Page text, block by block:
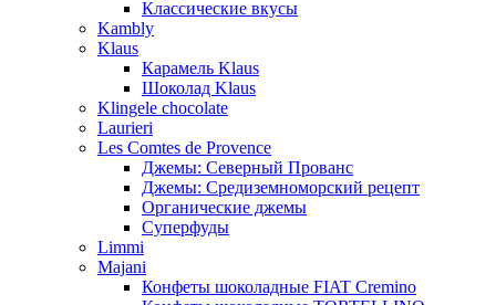
Классические вкусы
Kambly
Klaus
Карамель Klaus
Шоколад Klaus
Klingele chocolate
Laurieri
Les Comtes de Provence
Джемы: Северный Прованс
Джемы: Средиземноморский рецепт
Органические джемы
Суперфуды
Limmi
Majani
Конфеты шоколадные FIAT Cremino